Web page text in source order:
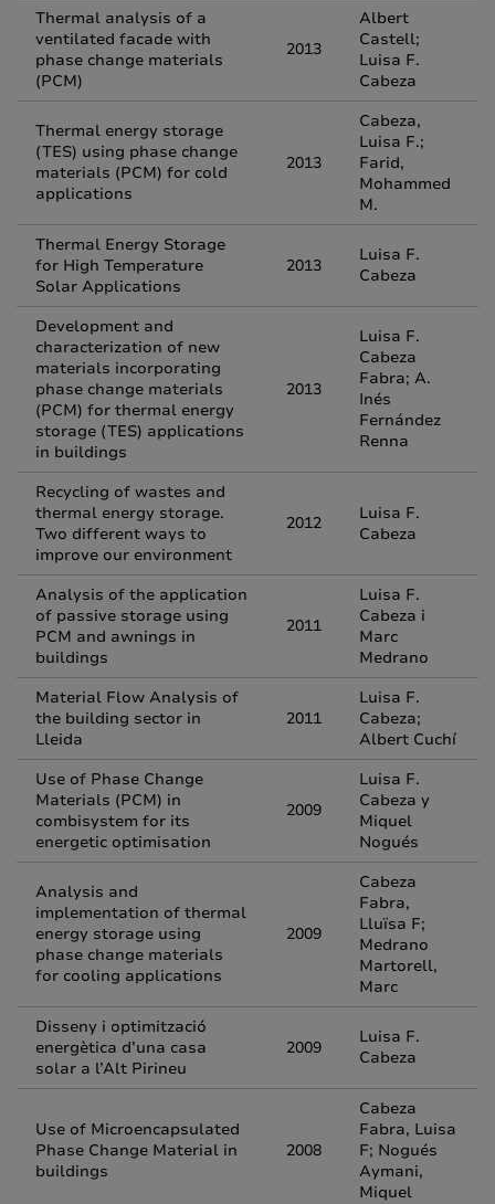
Thermal analysis of a
ventilated facade with
phase change materials
(PCM)
2013
Albert
Castell;
Luisa F.
Cabeza
Thermal energy storage
(TES) using phase change
materials (PCM) for cold
applications
2013
Cabeza,
Luisa F.;
Farid,
Mohammed
M.
Thermal Energy Storage
for High Temperature
Solar Applications
2013
Luisa F.
Cabeza
Development and
characterization of new
materials incorporating
phase change materials
(PCM) for thermal energy
storage (TES) applications
in buildings
2013
Luisa F.
Cabeza
Fabra; A.
Inés
Fernández
Renna
Recycling of wastes and
thermal energy storage.
Two different ways to
improve our environment
2012
Luisa F.
Cabeza
Analysis of the application
of passive storage using
PCM and awnings in
buildings
2011
Luisa F.
Cabeza i
Marc
Medrano
Material Flow Analysis of
the building sector in
Lleida
2011
Luisa F.
Cabeza;
Albert Cuchí
Use of Phase Change
Materials (PCM) in
combisystem for its
energetic optimisation
2009
Luisa F.
Cabeza y
Miquel
Nogués
Analysis and
implementation of thermal
energy storage using
phase change materials
for cooling applications
2009
Cabeza
Fabra,
Lluïsa F;
Medrano
Martorell,
Marc
Disseny i optimització
energètica d’una casa
solar a l’Alt Pirineu
2009
Luisa F.
Cabeza
Use of Microencapsulated
Phase Change Material in
buildings
2008
Cabeza
Fabra, Luisa
F; Nogués
Aymani,
Miquel